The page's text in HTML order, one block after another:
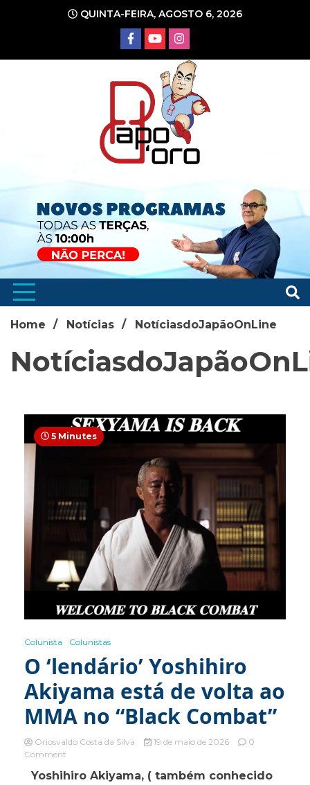
conteúdo
QUINTA-FEIRA, AGOSTO 6, 2026
Home Notícias NotíciasdoJapãoOnLine
5 Minutes
Colunista Colunistas
O ‘lendário’ Yoshihiro
Akiyama está de volta ao
MMA no “Black Combat”
Oriosvaldo Costa da Silva 19 de maio de 2026
0
Comment
‘lendário’
Yoshihiro Akiyama, ( também conhecido